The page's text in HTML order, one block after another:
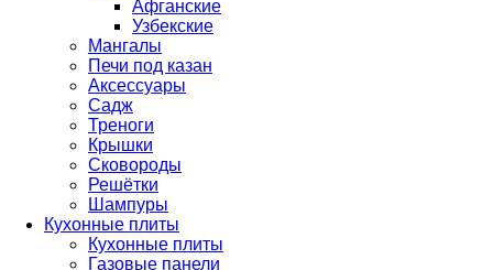
Афганские
Узбекские
Мангалы
Печи под казан
Аксессуары
Садж
Треноги
Крышки
Сковороды
Решётки
Шампуры
Кухонные плиты
Кухонные плиты
Газовые панели